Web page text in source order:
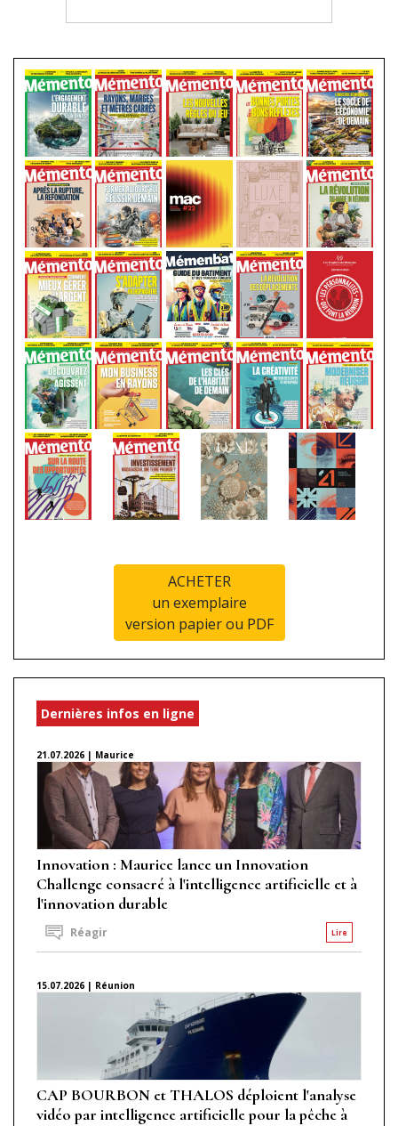
ACHETER
un exemplaire
version papier ou PDF
Dernières infos en ligne
21.07.2026 | Maurice
Innovation : Maurice lance un Innovation
Challenge consacré à l'intelligence artificielle et à
l'innovation durable
Lire
Réagir
15.07.2026 | Réunion
CAP BOURBON et THALOS déploient l'analyse
vidéo par intelligence artificielle pour la pêche à